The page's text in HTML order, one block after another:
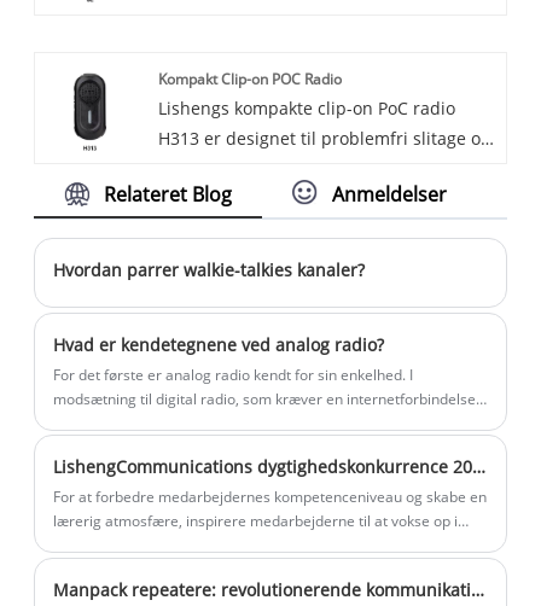
beskyttelsesfunktioner, hvilket gør den til
et ideelt valg for professionelle brugere.
Den er bygget robust og yderst pålidelig
selv under de hårdeste forhold.
Kompakt Clip-on POC Radio
Lishengs kompakte clip-on PoC radio
H313 er designet til problemfri slitage og
design sikrer komfort hele dagen, mens
mobiliteten. Med stærk anti-interferens,
leverer den pålidelig kommunikation hele
dagen. Med både magnetisk opladning
og Type-C-opladning for praktisk opstart
er den ideel til gæstfrihed, catering og
servicemiljøer.
Relateret Blog Anmeldelser
Hvordan parrer walkie-talkies kanaler?
Hvad er kendetegnene ved analog radio?
For det første er analog radio kendt for sin enkelhed. I
modsætning til digital radio, som kræver en internetforbindelse
tilgængelighed har gjort det til et populært valg for landdistrikter
eller dem uden adgang til internettjenester.
LishengCommunications dygtighedskonkurrence 2024
For at forbedre medarbejdernes kompetenceniveau og skabe en
lærerig atmosfære, inspirere medarbejderne til at vokse op i
og den magtkommunikation, der afholdes i april med "interne Manpack repeatere: revolutionerende kommunikation i udfordrende miljøer